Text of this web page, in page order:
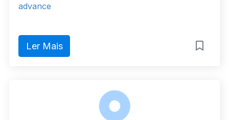
advance
Ler Mais